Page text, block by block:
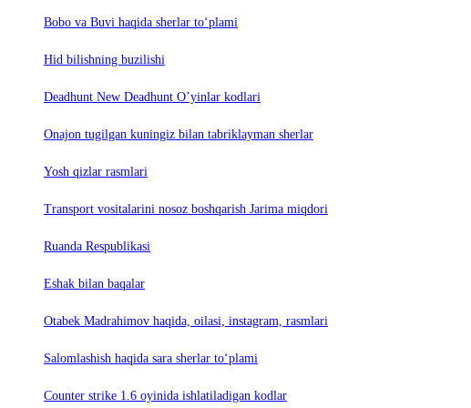
Bobo va Buvi haqida sherlar to‘plami
Hid bilishning buzilishi
Deadhunt New Deadhunt O’yinlar kodlari
Onajon tugilgan kuningiz bilan tabriklayman sherlar
Yosh qizlar rasmlari
Trаnsport vositаlаrini nosoz boshqаrish Jаrimа miqdori
Ruanda Respublikasi
Eshak bilan baqalar
Otabek Madrahimov haqida, oilasi, instagram, rasmlari
Salomlashish haqida sara sherlar to‘plami
Counter strike 1.6 oyinida ishlatiladigan kodlar